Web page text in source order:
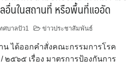
ะมาณ
อื่นในสถานที่ หรือพื้นที่แออัด
ศบาลปัว1 ข่าวประชาสัมพันธ์
น ได้ออกคำสั่งคณะกรรมการโรค
๒๕๖๕ เรื่อง มาตรการป้องกันการ